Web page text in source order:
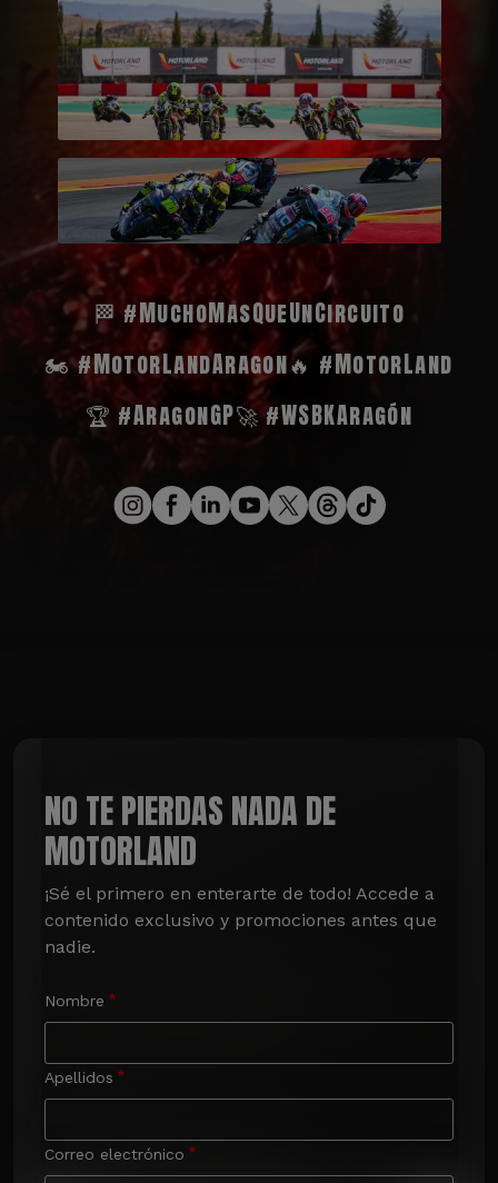
🏁 #MuchoMasQueUnCircuito
🏍️ #MotorLandAragon🔥 #MotorLand
🏆 #AragonGP🚀 #WSBKAragón
NO TE PIERDAS NADA DE
MOTORLAND
¡Sé el primero en enterarte de todo! Accede a
contenido exclusivo y promociones antes que
nadie.
Nombre
Apellidos
Correo electrónico